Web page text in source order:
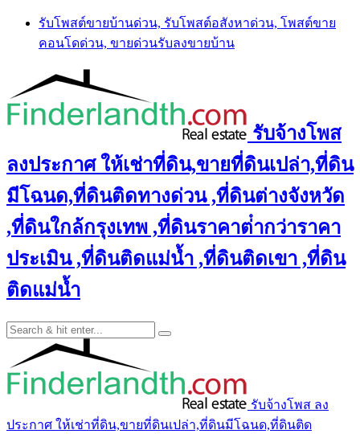
Skip
content
รับโพสต์ขายบ้านด่วน, รับโพสต์อสังหาด่วน, โพสต์ขาย
คอนโดด่วน, ขายด่วนรับลงขายบ้าน
รับจ้างโพส
ลงประกาศ ให้เช่าที่ดิน,ขายที่ดินเปล่า,ที่ดิน
มีโฉนด,ที่ดินติดทางด่วน ,ที่ดินต่างจังหวัด
,ที่ดินใกล้กรุงเทพ ,ที่ดินราคาต่ํากว่าราคา
ประเมิน ,ที่ดินติดแม่น้ำ ,ที่ดินติดเขา ,ที่ดิน
ติดแม่น้ำ
รับจ้างโพส ลง
ประกาศ ให้เช่าที่ดิน,ขายที่ดินเปล่า,ที่ดินมีโฉนด,ที่ดินติด